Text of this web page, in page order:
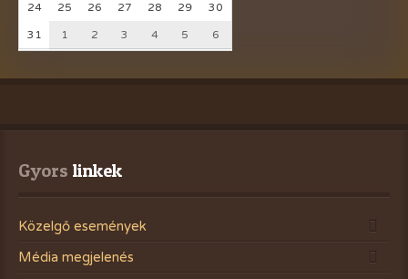
24 25 26 27 28 29 30
31 1 2 3 4 5 6
Gyors linkek
Közelgő események
Média megjelenés